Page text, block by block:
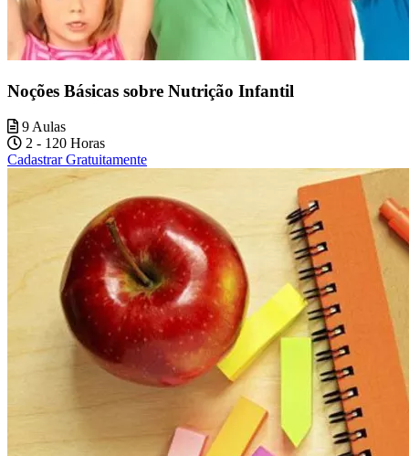
Noções Básicas sobre Nutrição Infantil
9 Aulas
2 - 120 Horas
Cadastrar Gratuitamente